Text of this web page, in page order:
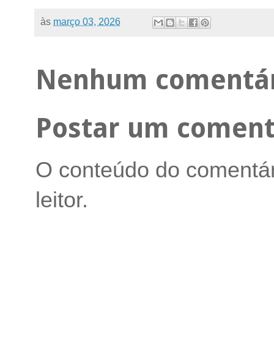
às março 03, 2026
Nenhum
Postar um
O conteúdo do
leitor.